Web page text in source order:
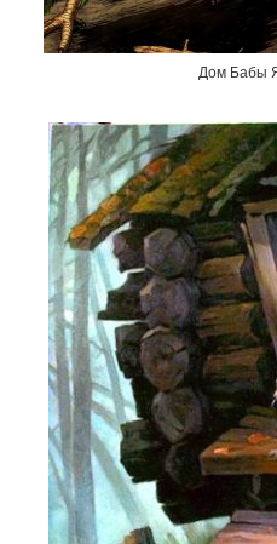
Дом Бабы